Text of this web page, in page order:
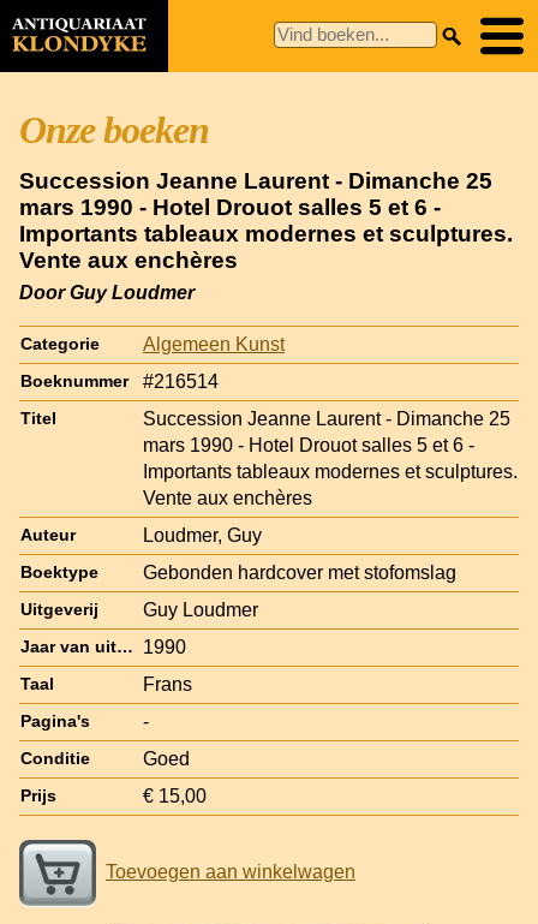
Onze boeken
Succession Jeanne Laurent - Dimanche 25
mars 1990 - Hotel Drouot salles 5 et 6 -
Importants tableaux modernes et sculptures.
Vente aux enchères
Door Guy Loudmer
Categorie Algemeen Kunst
Boeknummer #216514
Titel
Succession Jeanne Laurent - Dimanche 25
mars 1990 - Hotel Drouot salles 5 et 6 -
Importants tableaux modernes et sculptures.
Vente aux enchères
Auteur Loudmer, Guy
Boektype Gebonden hardcover met stofomslag
Uitgeverij Guy Loudmer
Jaar van uitgave 1990
Taal Frans
Pagina's -
Conditie Goed
Prijs € 15,00
Toevoegen aan winkelwagen